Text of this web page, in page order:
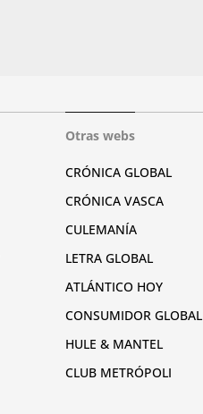
Otras webs
CRÓNICA GLOBAL
CRÓNICA VASCA
CULEMANÍA
LETRA GLOBAL
ATLÁNTICO HOY
CONSUMIDOR GLOBAL
HULE & MANTEL
CLUB METRÓPOLI